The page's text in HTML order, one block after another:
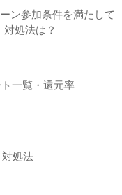
ン参加条件を満たして
処法は？
一覧・還元率
処法